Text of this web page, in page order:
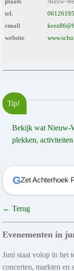
tel.
email
website
Tip!
Bekijk wat Nieuw-
plekken,
GZet Achterhoek
← Terug
Evenementen in
Juni staat volop in het
concerten, markten en